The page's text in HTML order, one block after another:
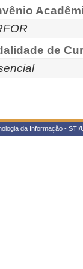
de
da Informação -